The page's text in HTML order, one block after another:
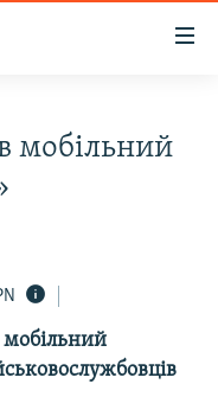
мобільний
мобільний